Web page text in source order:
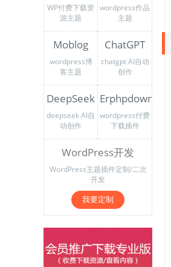
WP付费下载资
源主题
wordpress作品
主题
Moblog
wordpress博
客主题
ChatGPT
chatgpt AI自动
创作
DeepSeek
deepseek AI自
动创作
Erphpdown
wordpress付费
下载插件
WordPress开发
WordPress主题插件定制/二次
开发
我要定制